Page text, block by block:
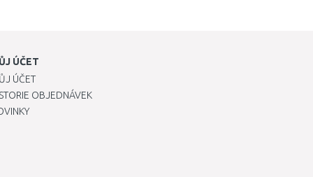
ÚČET
ÚČET
OBJEDNÁVEK